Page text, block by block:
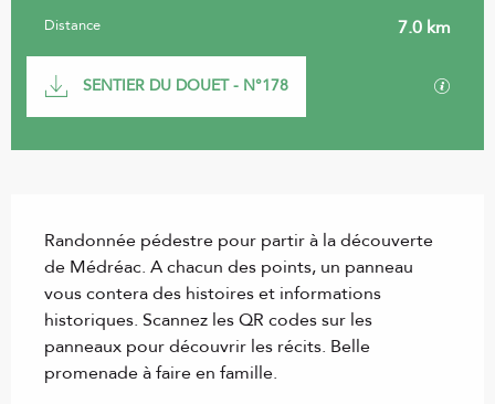
Distance 7.0 km
Documentation
SENTIER DU DOUET - N°178
Randonnée pédestre pour partir à la découverte
de Médréac. A chacun des points, un panneau
vous contera des histoires et informations
historiques. Scannez les QR codes sur les
panneaux pour découvrir les récits. Belle
promenade à faire en famille.